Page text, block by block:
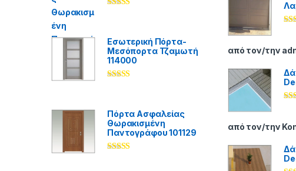
Εσωτερική Πόρτα-
Μεσόπορτα Τζαμωτή
114000
Πόρτα Ασφαλείας
Θωρακισμένη
Παντογράφου 101129
5
από τον/την
5
από τον/την